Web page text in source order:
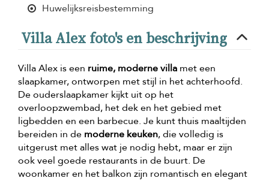
Huwelijksreisbestemming
Villa Alex foto's en beschrijving
Villa Alex is een ruime, moderne villa met een
slaapkamer, ontworpen met stijl in het achterhoofd.
De ouderslaapkamer kijkt uit op het
overloopzwembad, het dek en het gebied met
ligbedden en een barbecue. Je kunt thuis maaltijden
bereiden in de moderne keuken, die volledig is
uitgerust met alles wat je nodig hebt, maar er zijn
ook veel goede restaurants in de buurt. De
woonkamer en het balkon zijn romantisch en elegant